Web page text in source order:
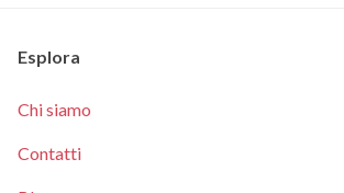
Esplora
Chi siamo
Contatti